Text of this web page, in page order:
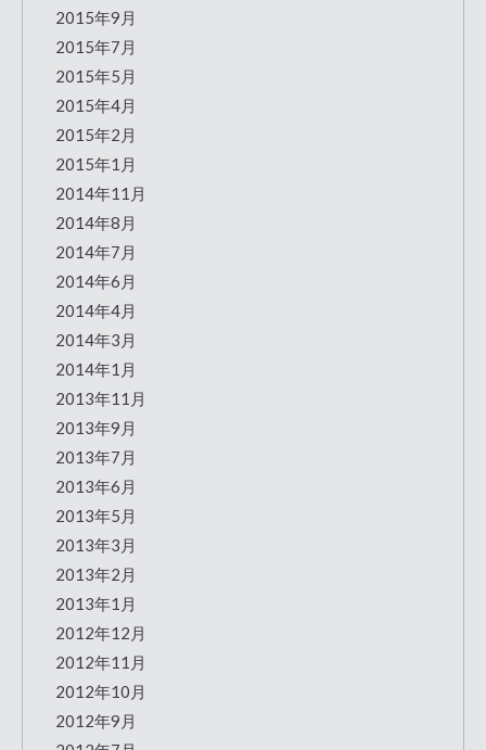
2015年9月
2015年7月
2015年5月
2015年4月
2015年2月
2015年1月
2014年11月
2014年8月
2014年7月
2014年6月
2014年4月
2014年3月
2014年1月
2013年11月
2013年9月
2013年7月
2013年6月
2013年5月
2013年3月
2013年2月
2013年1月
2012年12月
2012年11月
2012年10月
2012年9月